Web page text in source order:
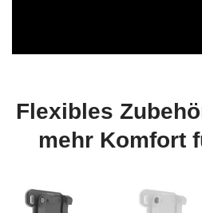
Flexibles
mehr Komfort